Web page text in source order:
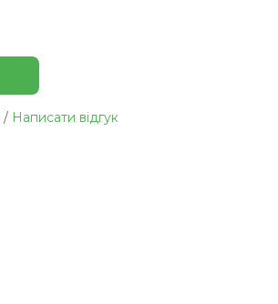
/ Написати відгук